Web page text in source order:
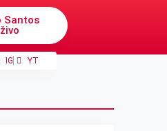
Santos
IG YT